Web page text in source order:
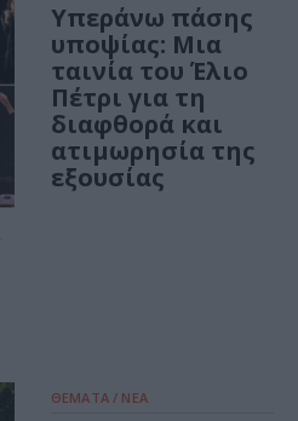
Υπεράνω πάσης
υποψίας: Μια
ταινία του Έλιο
Πέτρι για τη
διαφθορά και
ατιμωρησία της
εξουσίας
ΘΕΜΑΤΑ / ΝΕΑ